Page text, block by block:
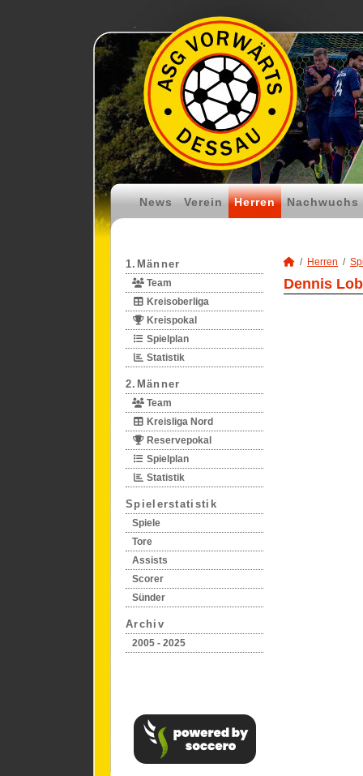
News Verein Herren Nachwuchs
1.Männer
Team
Kreisoberliga
Kreispokal
Spielplan
Statistik
2.Männer
Team
Kreisliga Nord
Reservepokal
Spielplan
Statistik
Spielerstatistik
Spiele
Tore
Assists
Scorer
Sünder
Archiv
2005 - 2025
Herren
Dennis